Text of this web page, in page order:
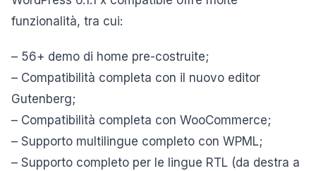
funzionalità, tra cui:
– 56+ demo di home pre-costruite;
– Compatibilità completa con il nuovo editor
Gutenberg;
– Compatibilità completa con WooCommerce;
– Supporto multilingue completo con WPML;
– Supporto completo per le lingue RTL (da destra a